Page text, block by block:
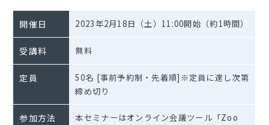
開催日 2023年2月18日（土）11:00開始（約1時間）
受講料 無料
定員
50名 [事前予約制・先着順]※定員に達し次第
締め切り
参加方法
本セミナーはオンライン会議ツール「Zoo